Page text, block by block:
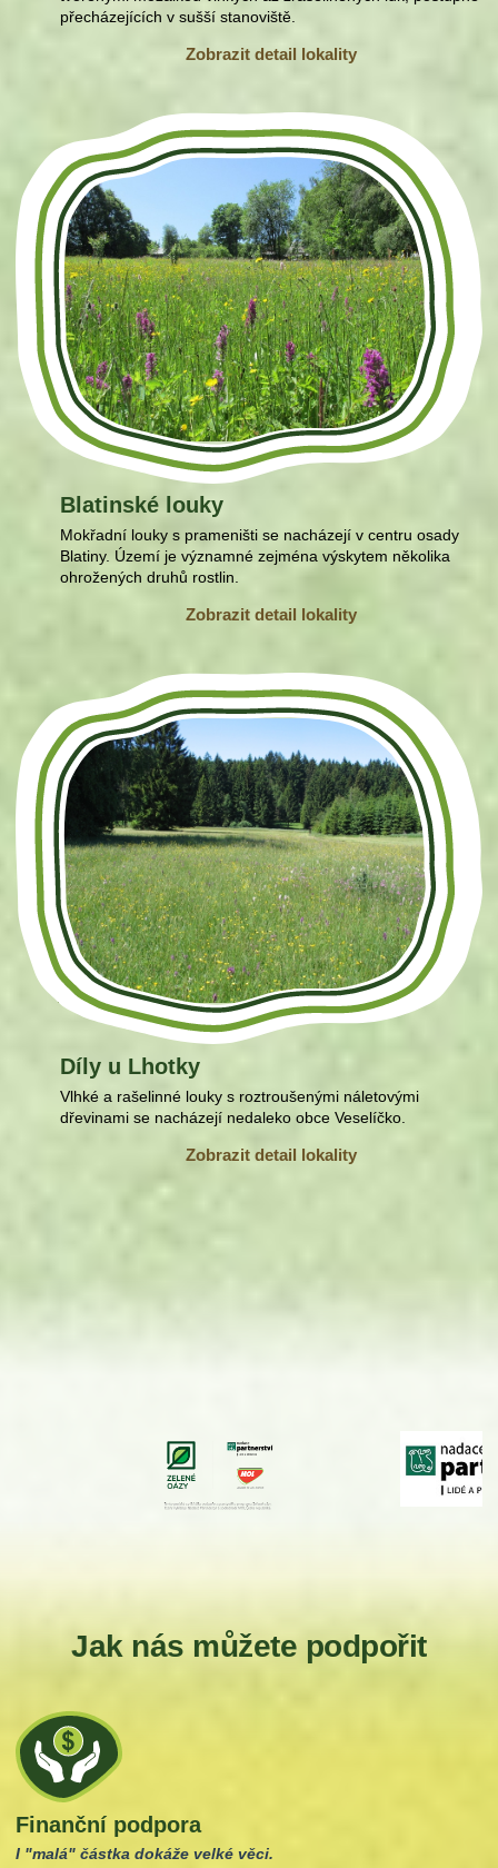
přecházejících v sušší stanoviště.
Zobrazit detail lokality
Blatinské louky
Mokřadní louky s prameništi se nacházejí v centru osady
Blatiny. Území je významné zejména výskytem několika
ohrožených druhů rostlin.
Zobrazit detail lokality
Díly u Lhotky
Vlhké a rašelinné louky s roztroušenými náletovými
dřevinami se nacházejí nedaleko obce Veselíčko.
Zobrazit detail lokality
Jak nás můžete podpořit
Finanční podpora
I "malá" částka dokáže velké věci.